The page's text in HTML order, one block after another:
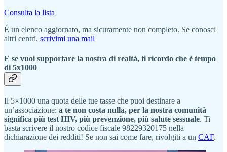
Consulta la lista
È un elenco aggiornato, ma sicuramente non completo. Se conosci
altri centri, scrivimi una mail
E se vuoi supportare la nostra di realtà, ti ricordo che è tempo
di 5x1000
Il 5×1000 una quota delle tue tasse che puoi destinare a
un’associazione: a te non costa nulla, per la nostra comunità
significa più test HIV, più prevenzione, più salute sessuale. Ti
basta scrivere il nostro codice fiscale 98229320175 nella
dichiarazione dei redditi! Se non sai come fare, rivolgiti a un CAF.